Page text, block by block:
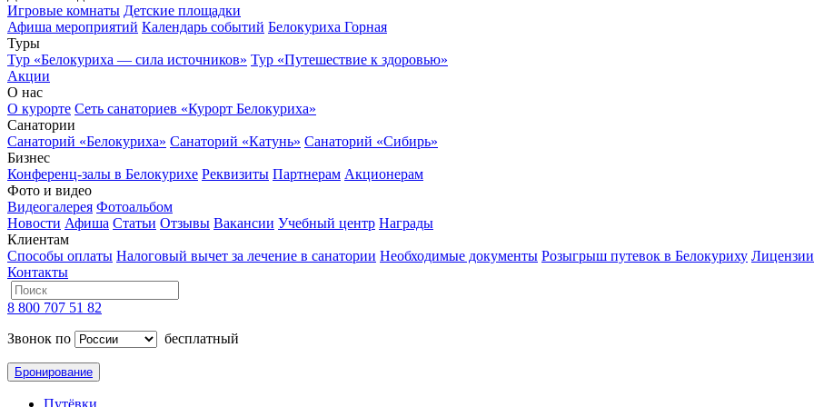
Игровые комнаты Детские площадки
Афиша мероприятий Календарь событий Белокуриха Горная
Туры
Тур «Белокуриха — сила источников» Тур «Путешествие к здоровью»
Акции
О нас
О курорте Сеть санаториев «Курорт Белокуриха»
Санатории
Санаторий «Белокуриха» Санаторий «Катунь» Санаторий «Сибирь»
Бизнес
Конференц-залы в Белокурихе Реквизиты Партнерам Акционерам
Фото и видео
Видеогалерея Фотоальбом
Новости Афиша Статьи Отзывы Вакансии Учебный центр Награды
Клиентам
Способы оплаты Налоговый вычет за лечение в санатории Необходимые документы Розыгрыш путевок в Белокуриху
Контакты
8 800 707 51 82
Звонок по
бесплатный
Бронирование
Путёвки